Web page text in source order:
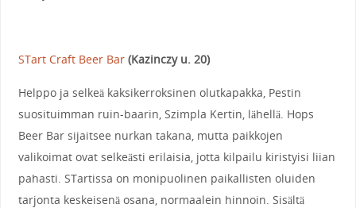
STart Craft Beer Bar (Kazinczy u. 20)
Helppo ja selkeä kaksikerroksinen olutkapakka, Pestin
suosituimman ruin-baarin, Szimpla Kertin, lähellä. Hops
Beer Bar sijaitsee nurkan takana, mutta paikkojen
valikoimat ovat selkeästi erilaisia, jotta kilpailu kiristyisi liian
pahasti. STartissa on monipuolinen paikallisten oluiden
tarjonta keskeisenä osana, normaalein hinnoin. Sisältä